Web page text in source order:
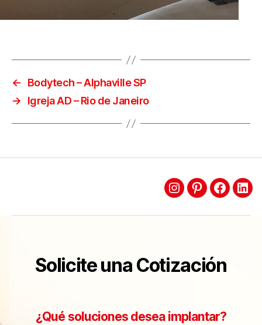
←
Bodytech – Alphaville SP
→
Igreja AD – Rio de Janeiro
Solicite una Cotización
¿Qué soluciones desea implantar?